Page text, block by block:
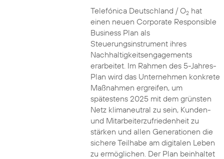
Telefónica Deutschland / O2hat
einen neuen Corporate Responsible
Business Plan als
Steuerungsinstrument ihres
Nachhaltigkeitsengagements
erarbeitet. Im Rahmen des 5-Jahres-
Plan wird das Unternehmen konkrete
Maßnahmen ergreifen, um
spätestens 2025 mit dem grünsten
Netz klimaneutral zu sein, Kunden-
und Mitarbeiterzufriedenheit zu
stärken und allen Generationen die
sichere Teilhabe am digitalen Leben
zu ermöglichen. Der Plan beinhaltet